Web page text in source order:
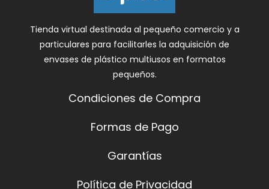
Tienda virtual destinada al pequeño comercio y a
particulares para facilitarles la adquisición de
envases de plástico multiusos en formatos
pequeños.
Condiciones de Compra
Formas de Pago
Garantías
Política de Privacidad